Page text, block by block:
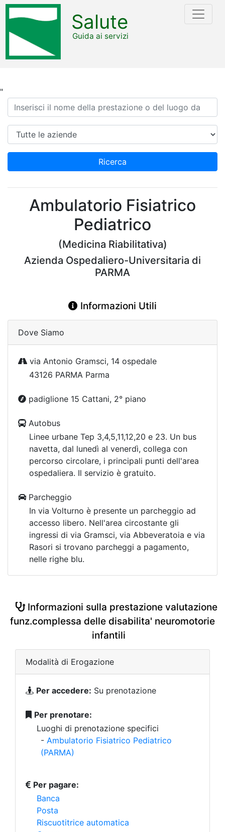
"
Salute
Guida ai servizi
Ricerca
Azienda
Ricerca
Ambulatorio Fisiatrico
Pediatrico
(Medicina Riabilitativa)
Azienda Ospedaliero-Universitaria di
PARMA
Informazioni Utili
Dove Siamo
via Antonio Gramsci, 14 ospedale
43126 PARMA Parma
padiglione 15 Cattani, 2° piano
Autobus
Linee urbane Tep 3,4,5,11,12,20 e 23. Un bus
navetta, dal lunedì al venerdì, collega con
percorso circolare, i principali punti dell'area
ospedaliera. Il servizio è gratuito.
Parcheggio
In via Volturno è presente un parcheggio ad
accesso libero. Nell'area circostante gli
ingressi di via Gramsci, via Abbeveratoia e via
Rasori si trovano parcheggi a pagamento,
nelle righe blu.
Informazioni sulla prestazione valutazione
funz.complessa delle disabilita' neuromotorie
infantili
Modalità di Erogazione
Per accedere: Su prenotazione
Per prenotare:
Luoghi di prenotazione specifici
- Ambulatorio Fisiatrico Pediatrico
(PARMA)
Per pagare:
Banca
Posta
Riscuotitrice automatica